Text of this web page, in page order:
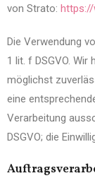
von Strato:
Die Verwendung
1 lit. f DSGVO.
möglichst
eine
Verarbeitung
DSGVO; die